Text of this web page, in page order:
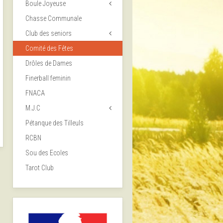
Boule Joyeuse
Chasse Communale
Club des seniors
Comité des Fêtes
Drôles de Dames
Finerball feminin
FNACA
M.J.C
Pétanque des Tilleuls
RCBN
Sou des Ecoles
Tarot Club